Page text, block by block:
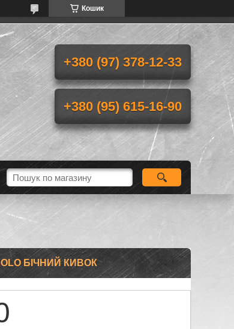
Кошик
+380 (97) 378-12-33
+380 (95) 615-16-90
БІЧНИЙ КИВОК